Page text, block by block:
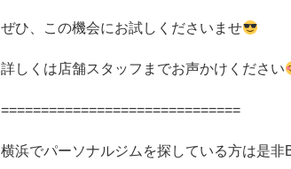
ぜひ、この機会にお試しくださいませ
詳しくは店舗スタッフまでお声かけください
==============================
横浜でパーソナルジムを探している方は是非